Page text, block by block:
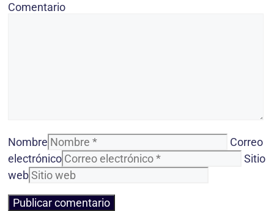
Comentario
Nombre
Correo
electrónico
Sitio
web